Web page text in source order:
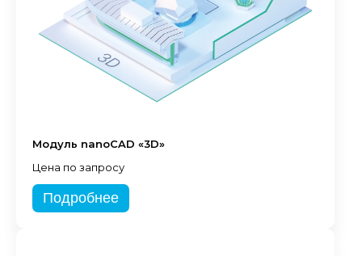
Модуль nanoCAD «3D»
Цена по запросу
Подробнее